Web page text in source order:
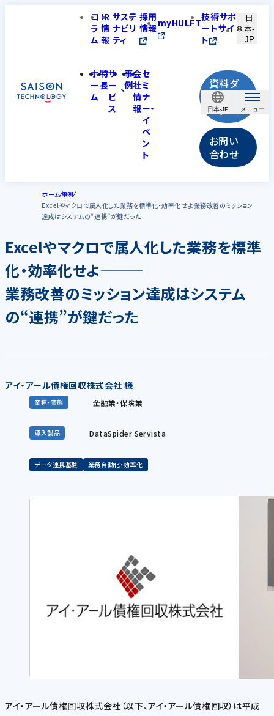
日本-JP
コ
ラ
ム
IR
情
報
サステ
ナビリ
ティ
採用
情報myHULFT技術サポ
ートサイ
ト
日
本-
JP
ホ
ー
ム
特
長
サ
ー
ビ
ス
事
例
会
社
情
報
セ
ミ
ナ
ー・
イ
ベ
ン
ト
資料ダ
ウンロ
ード
お問い
合わせ
ホーム事例
Excelやマクロで属人化した業務を標準化・効率化せよ―――業務改善のミッション
達成はシステムの“連携”が鍵だった
Excelやマクロで属人化した業務を標準
化・効率化せよ―――
業務改善のミッション達成はシステム
の“連携”が鍵だった
アイ・アール債権回収株式会社 様
業種・業態 金融業・保険業
導入製品 DataSpider Servista
データ連携基盤 業務自動化・効率化
アイ・アール債権回収株式会社（以下、アイ・アール債権回収）は平成